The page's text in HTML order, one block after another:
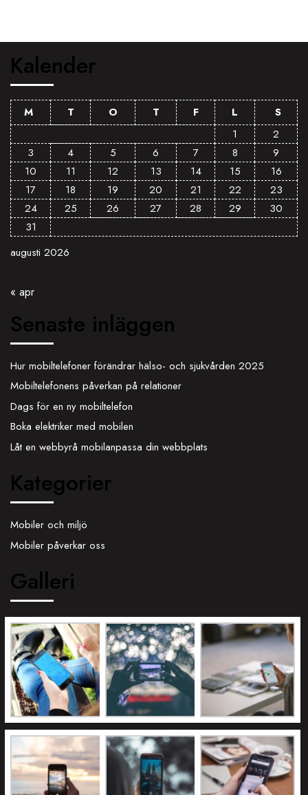
Kalender
augusti 2026
M T O T F L
S
1
2
3
4 5 6 7 8
9
10
11 12 13 14 15
16
17
18 19 20 21 22
23
24
25 26 27 28 29
30
31
« apr
Senaste inläggen
Hur mobiltelefoner förändrar hälso- och sjukvården 2025
Mobiltelefonens påverkan på relationer
Dags för en ny mobiltelefon
Boka elektriker med mobilen
Låt en webbyrå mobilanpassa din webbplats
Kategorier
Mobiler och miljö
Mobiler påverkar oss
Galleri